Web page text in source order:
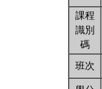
課程
識別
碼
班次